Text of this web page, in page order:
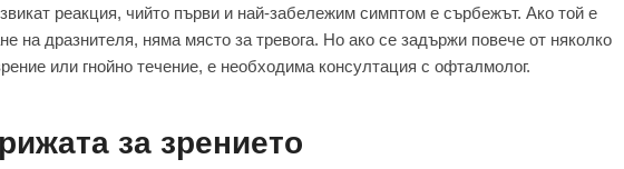
реакция, чийто първи и най-забележим симптом е сърбежът. Ако той е
на дразнителя, няма място за тревога. Но ако се задържи повече от няколко
или гнойно течение, е необходима консултация с офталмолог.
за зрението